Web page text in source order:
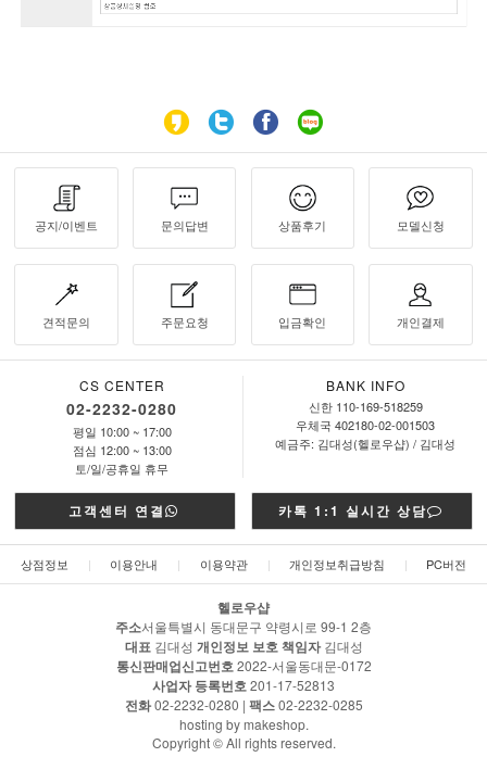
공지/이벤트 문의답변 상품후기 모델신청
견적문의 주문요청 입금확인 개인결제
CS CENTER
02-2232-0280
평일 10:00 ~ 17:00
점심 12:00 ~ 13:00
토/일/공휴일 휴무
BANK INFO
신한 110-169-518259
우체국 402180-02-001503
예금주: 김대성(헬로우샵) / 김대성
고객센터 연결 카톡 1:1 실시간 상담
상점정보 | 이용안내 | 이용약관 | 개인정보취급방침 | PC버전
헬로우샵
주소서울특별시 동대문구 약령시로 99-1 2층
대표 김대성 개인정보 보호 책임자김대성
통신판매업신고번호 2022-서울동대문-0172
사업자 등록번호201-17-52813
전화02-2232-0280 | 팩스02-2232-0285
hosting by makeshop.
Copyright © All rights reserved.